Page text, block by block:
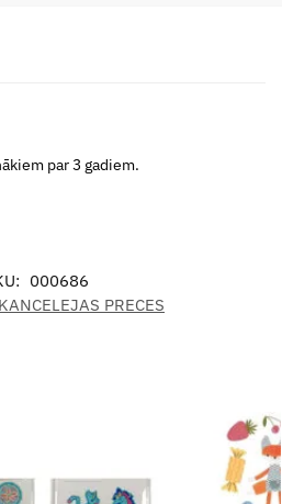
par 3 gadiem.
000686
KANCELEJAS PRECES